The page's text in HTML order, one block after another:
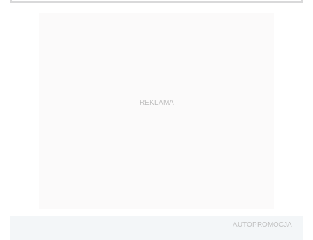
REKLAMA
AUTOPROMOCJA